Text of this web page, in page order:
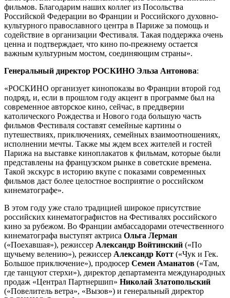
фильмов. Благодарим наших коллег из Посольства
Российской Федерации во Франции и Российского духовно-
культурного православного центра в Париже за помощь и
содействие в организации Фестиваля. Такая поддержка очень
ценна и подтверждает, что кино по-прежнему остается
важным культурным мостом, соединяющим страны».
Генеральный директор РОСКИНО Эльза Антонова:
«РОСКИНО организует кинопоказы во Франции второй год
подряд, и, если в прошлом году акцент в программе был на
современное авторское кино, сейчас, в преддверии
католического Рождества и Нового года большую часть
фильмов Фестиваля составят семейные картины о
путешествиях, приключениях, семейных взаимоотношениях,
исполнении мечты. Также мы ждем всех жителей и гостей
Парижа на выставке киноплакатов к фильмам, которые были
представлены на французском рынке в советские времена.
Такой экскурс в историю вкупе с показами современных
фильмов даст более целостное восприятие о российском
кинематографе».
В этом году уже стало традицией широкое присутствие
российских кинематографистов на Фестивалях российского
кино за рубежом. Во Франции амбассадорами отечественного
кинематографа выступят актриса Ольга Лерман
(«Поехавшая»), режиссер Александр Войтинский («По
щучьему велению»), режиссер Александр Котт («Чук и Гек.
Большое приключение»), продюсер Семен Аманатов («Там,
где танцуют стерхи»), директор департамента международных
продаж «Централ Партнершип» Николай Златопольский
(«Повелитель ветра», «Вызов») и генеральный директор